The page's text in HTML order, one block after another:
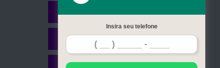
Insira seu telefone